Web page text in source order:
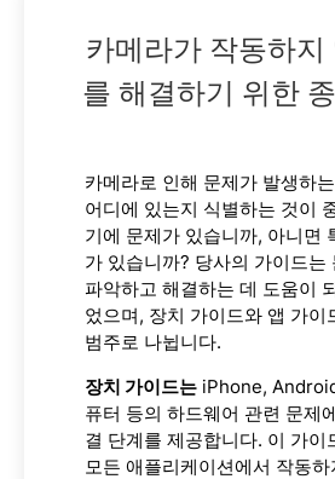
카메라가 작동하지
를 해결하기 위한
카메라로 인해 문제가 발생하
어디에 있는지 식별하는 것이
기에 문제가 있습니까, 아니면
가 있습니까? 당사의 가이드는
파악하고 해결하는 데 도움이
었으며, 장치 가이드와 앱 가이
범주로 나뉩니다.
장치 가이드는 iPhone,
퓨터 등의 하드웨어 관련 문제
결 단계를 제공합니다. 이 가이
모든 애플리케이션에서 작동